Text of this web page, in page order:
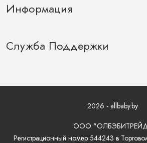
Информация
Служба Поддержки
2026 - allbaby.by
ООО
Регистрационный номер 544243 в